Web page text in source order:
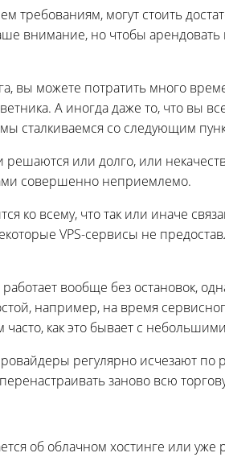
требованиям, могут стоить
внимание, но чтобы
вы можете потратить много
А иногда даже то, что вы
сталкиваемся со следующим
или долго, или
совершенно неприемлемо.
ко всему, что так или иначе
VPS-сервисы не
вообще без остановок,
например, на время
как это бывает с
регулярно исчезают
заново всю
об облачном хостинге или